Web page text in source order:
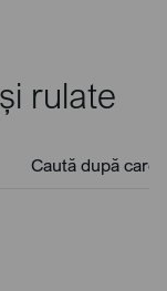
rulate
Caută după